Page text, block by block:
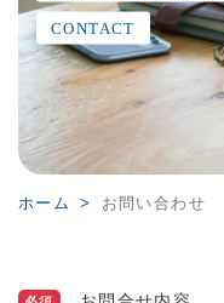
CONTACT
ホーム お問い合わせ